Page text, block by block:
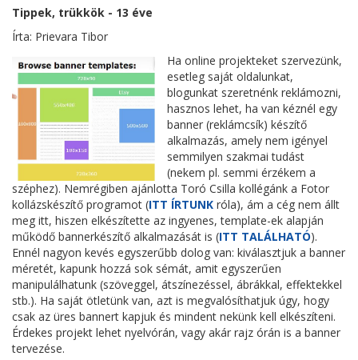
Tippek, trükkök - 13 éve
Írta: Prievara Tibor
Ha online projekteket szervezünk,
esetleg saját oldalunkat,
blogunkat szeretnénk reklámozni,
hasznos lehet, ha van kéznél egy
banner (reklámcsík) készítő
alkalmazás, amely nem igényel
semmilyen szakmai tudást
(nekem pl. semmi érzékem a
széphez). Nemrégiben ajánlotta Toró Csilla kollégánk a Fotor
kollázskészítő programot (ITT ÍRTUNK róla), ám a cég nem állt
meg itt, hiszen elkészítette az ingyenes, template-ek alapján
működő bannerkészítő alkalmazását is (ITT TALÁLHATÓ).
Ennél nagyon kevés egyszerűbb dolog van: kiválasztjuk a banner
méretét, kapunk hozzá sok sémát, amit egyszerűen
manipulálhatunk (szöveggel, átszínezéssel, ábrákkal, effektekkel
stb.). Ha saját ötletünk van, azt is megvalósíthatjuk úgy, hogy
csak az üres bannert kapjuk és mindent nekünk kell elkészíteni.
Érdekes projekt lehet nyelvórán, vagy akár rajz órán is a banner
tervezése.